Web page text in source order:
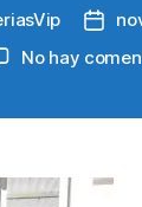
Post
No hay